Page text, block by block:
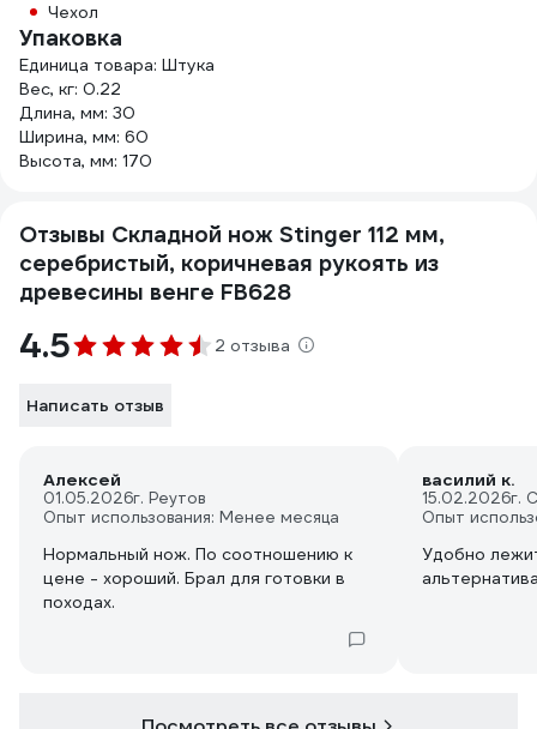
Чехол
Упаковка
Единица товара: Штука
Вес, кг: 0.22
Длина, мм: 30
Ширина, мм: 60
Высота, мм: 170
Отзывы Складной нож Stinger 112 мм,
серебристый, коричневая рукоять из
древесины венге FB628
4.5 2 отзыва
Написать отзыв
Алексей
01.05.2026г. Реутов
Опыт использования: Менее месяца
Нормальный нож. По соотношению к
цене - хороший. Брал для готовки в
походах.
василий к.
15.02.2026г.
Опыт
Удобно